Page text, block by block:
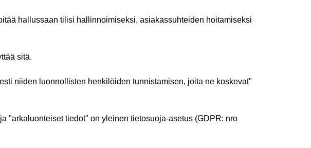
hallussaan tilisi hallinnoimiseksi, asiakassuhteiden hoitamiseksi
sitä.
niiden luonnollisten henkilöiden tunnistamisen, joita ne koskevat"
"arkaluonteiset tiedot" on yleinen tietosuoja-asetus (GDPR: nro